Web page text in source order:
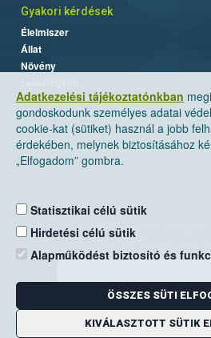
Adatkezelési tájékoztatónkban
gondoskodunk személyes adatai
cookie-kat (sütiket) használ a jobb
érdekében, melynek biztosításához
„Elfogadom” gombra.
Statisztikai célú sütik
Hirdetési célú sütik
Alapműködést biztosító és
ÖSSZES SÜTI
KIVÁLASZTOTT SÜTIK
Gyakori kérdések
Élelmiszer
Állat
Növény
Nemzeti Élelmiszerlánc-
Levelezési cím: 1525
E-mail:
Zöld szám: 06-80/
Telefon: 06-1/ 336-